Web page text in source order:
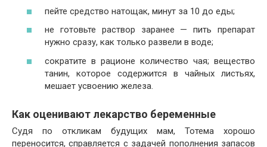
пейте средство натощак, минут за 10 до еды;
не готовьте раствор заранее — пить препарат
нужно сразу, как только развели в воде;
сократите в рационе количество чая; вещество
танин, которое содержится в чайных листьях,
мешает усвоению железа.
Как оценивают лекарство беременные
Судя по откликам будущих мам, Тотема хорошо
переносится, справляется с задачей пополнения запасов